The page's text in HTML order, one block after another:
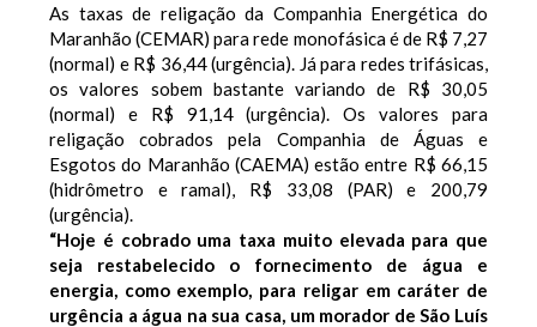
As taxas de religação da Companhia Energética do
Maranhão (CEMAR) para rede monofásica é de R$ 7,27
(normal) e R$ 36,44 (urgência). Já para redes trifásicas,
os valores sobem bastante variando de R$ 30,05
(normal) e R$ 91,14 (urgência). Os valores para
religação cobrados pela Companhia de Águas e
Esgotos do Maranhão (CAEMA) estão entre R$ 66,15
(hidrômetro e ramal), R$ 33,08 (PAR) e 200,79
(urgência).
“Hoje é cobrado uma taxa muito elevada para que
seja restabelecido o fornecimento de água e
energia, como exemplo, para religar em caráter de
urgência a água na sua casa, um morador de São Luís